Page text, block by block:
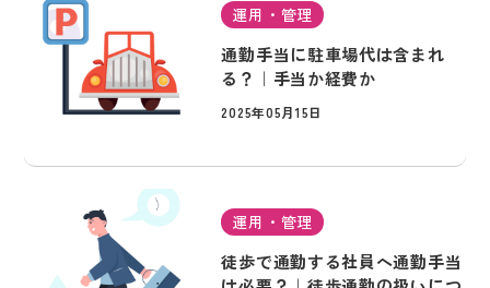
運用・管理
通勤手当に駐車場代は含まれ
る？｜手当か経費か
2025年05月15日
運用・管理
徒歩で通勤する社員へ通勤手当